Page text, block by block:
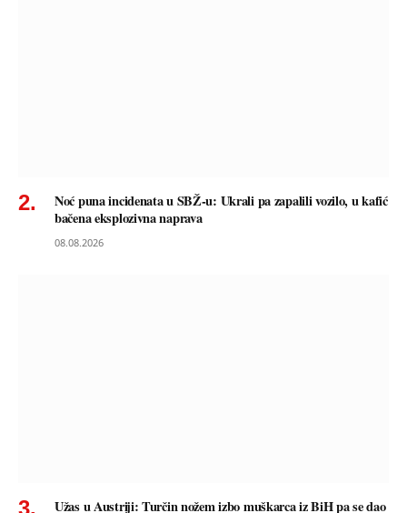
Noć puna incidenata u SBŽ-u: Ukrali pa zapalili vozilo, u kafić
bačena eksplozivna naprava
08.08.2026
Užas u Austriji: Turčin nožem izbo muškarca iz BiH pa se dao